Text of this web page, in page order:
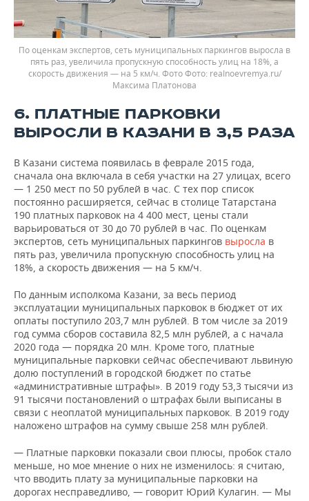
По оценкам экспертов, сеть муниципальных паркингов выросла в
пять раз, увеличила пропускную способность улиц на 18%, а
скорость движения — на 5 км/ч. Фото
realnoevremya.ru/
Максима Платонова
6. ПЛАТНЫЕ ПАРКОВКИ
ВЫРОСЛИ В КАЗАНИ В 3,5 РАЗА
В Казани система появилась в феврале 2015 года,
сначала она включала в себя участки на 27 улицах, всего
— 1 250 мест по 50 рублей в час. С тех пор список
постоянно расширяется, сейчас в столице Татарстана
190 платных парковок на 4 400 мест, цены стали
варьироваться от 30 до 70 рублей в час. По оценкам
экспертов, сеть муниципальных паркингов выросла в
пять раз, увеличила пропускную способность улиц на
18%, а скорость движения — на 5 км/ч.
По данным исполкома Казани, за весь период
эксплуатации муниципальных парковок в бюджет от их
оплаты поступило 203,7 млн рублей. В том числе за 2019
год сумма сборов составила 82,5 млн рублей, а с начала
2020 года — порядка 20 млн. Кроме того, платные
муниципальные парковки сейчас обеспечивают львиную
долю поступлений в городской бюджет по статье
«административные штрафы». В 2019 году 53,3 тысячи из
91 тысячи постановлений о штрафах были выписаны в
связи с неоплатой муниципальных парковок. В 2019 году
наложено штрафов на сумму свыше 258 млн рублей.
— Платные парковки показали свои плюсы, пробок стало
меньше, но мое мнение о них не изменилось: я считаю,
что вводить плату за муниципальные парковки на
дорогах несправедливо, — говорит Юрий Кулагин. — Мы